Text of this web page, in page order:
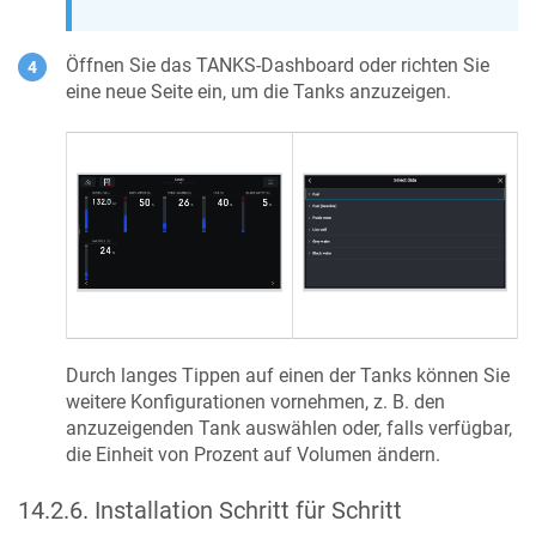
Öffnen Sie das TANKS-Dashboard oder richten Sie
eine neue Seite ein, um die Tanks anzuzeigen.
Durch langes Tippen auf einen der Tanks können Sie
weitere Konfigurationen vornehmen, z. B. den
anzuzeigenden Tank auswählen oder, falls verfügbar,
die Einheit von Prozent auf Volumen ändern.
14.2.6. Installation Schritt für Schritt